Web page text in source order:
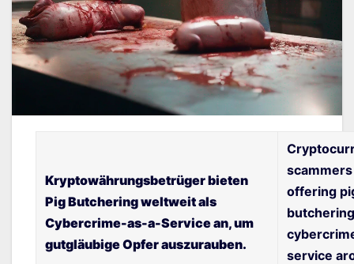
Kryptowährungsbetrüger bieten
Pig Butchering weltweit als
Cybercrime-as-a-Service an, um
gutgläubige Opfer auszurauben.
offering
service